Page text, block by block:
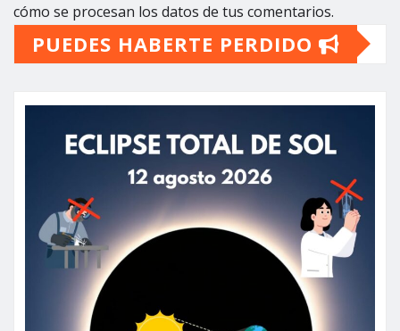
cómo se procesan los datos de tus comentarios.
PUEDES HABERTE PERDIDO